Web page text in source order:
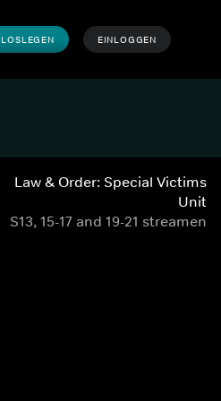
LOSLEGEN EINLOGGEN
Law & Order: Special Victims
Unit
S13, 15-17 and 19-21 streamen